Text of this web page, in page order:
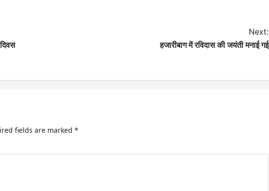
Next:
हजारीबाग में रविदास की जयंती मनाई गई
fields are marked *